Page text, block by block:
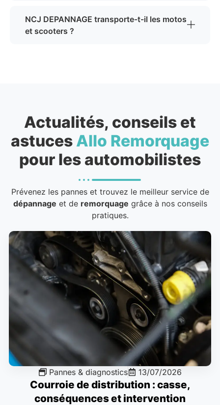
NCJ DEPANNAGE transporte-t-il les motos
et scooters ?
Actualités, conseils et
astuces Allo Remorquage
pour les automobilistes
Prévenez les pannes et trouvez le meilleur service de
dépannage et de remorquage grâce à nos conseils
pratiques.
Pannes & diagnostics 13/07/2026
Courroie de distribution : casse,
conséquences et intervention